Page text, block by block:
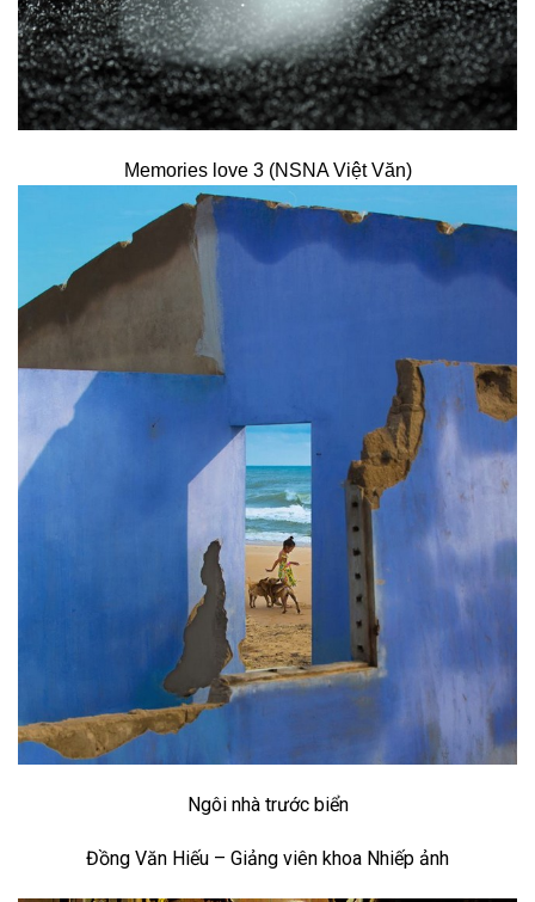
Memories love 3 (NSNA Việt Văn)
Ngôi nhà trước biển
Đồng Văn Hiếu – Giảng viên khoa Nhiếp ảnh